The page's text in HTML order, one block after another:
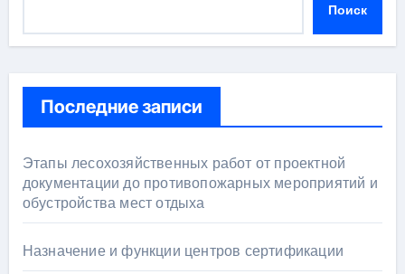
Поиск
Последние записи
Этапы лесохозяйственных работ от проектной
документации до противопожарных мероприятий и
обустройства мест отдыха
Назначение и функции центров сертификации